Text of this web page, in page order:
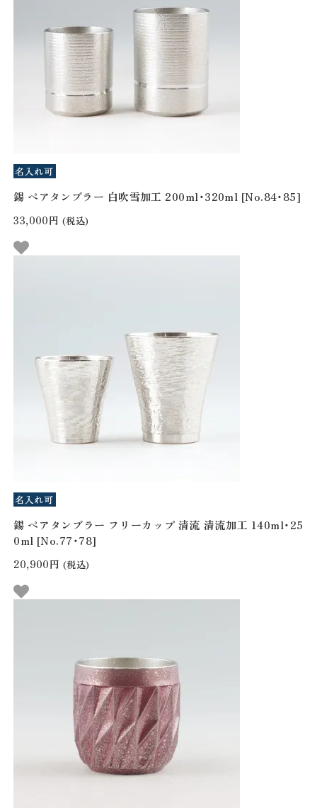
錫 ペアタンブラー 白吹雪加工 200ml・320ml [No.84・85]
33,000円 (税込)
錫 ペアタンブラー フリーカップ 清流 清流加工 140ml・25
0ml [No.77・78]
20,900円 (税込)